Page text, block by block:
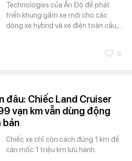
Technologies của Ấn Độ để phát
triển khung gầm xe mới cho các
dòng xe hybrid và xe điện toàn cầu,…
0
đâu: Chiếc Land Cruiser
vạn km vẫn dùng động
bản
Chiếc xe chỉ còn cách đúng 1 km để
cán mốc 1 triệu km lưu hành.